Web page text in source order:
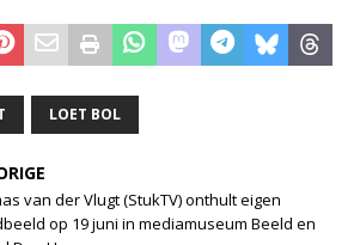
LOET BOL
van der Vlugt (StukTV) onthult eigen
op 19 juni in mediamuseum Beeld en